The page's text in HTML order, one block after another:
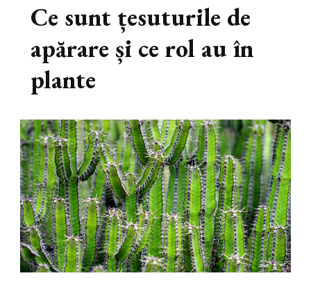
Ce sunt țesuturile de
apărare și ce rol au în
plante